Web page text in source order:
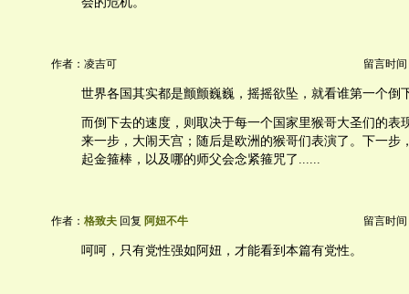
作者：凌吉可 留言时间
世界各国其实都是颤颤巍巍，摇摇欲坠，就看谁第一个倒
而倒下去的速度，则取决于每一个国家里猴哥大圣们的表
来一步，大闹天宫；随后是欧洲的猴哥们表演了。下一步
起金箍棒，以及哪的师父会念紧箍咒了......
作者： 格致夫 回复 阿妞不牛 留言时间
呵呵，只有党性强如阿妞，才能看到本篇有党性。